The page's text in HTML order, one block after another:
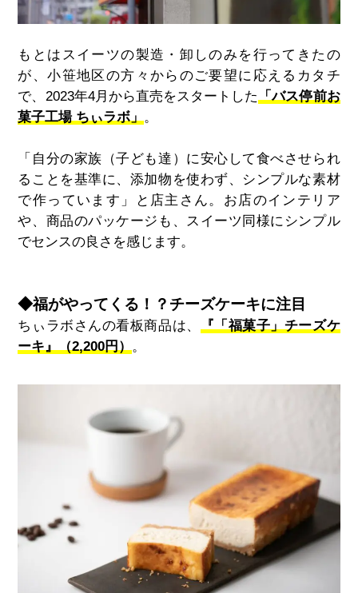
もとはスイーツの製造・卸しのみを行ってきたの
が、小笹地区の方々からのご要望に応えるカタチ
で、2023年4月から直売をスタートした
「バス停前お
菓子工場 ちぃラボ」 。
「自分の家族（子ども達）に安心して食べさせられ
ることを基準に、添加物を使わず、シンプルな素材
で作っています」と店主さん。お店のインテリア
や、商品のパッケージも、スイーツ同様にシンプル
でセンスの良さを感じます。
◆福がやってくる！？チーズケーキに注目
ちぃラボさんの看板商品は、
『「福菓子」チーズケ
ーキ』（2,200円） 。